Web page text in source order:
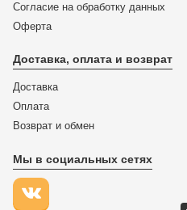
Согласие на обработку данных
Оферта
Доставка, оплата и возврат
Доставка
Оплата
Возврат и обмен
Мы в социальных сетях